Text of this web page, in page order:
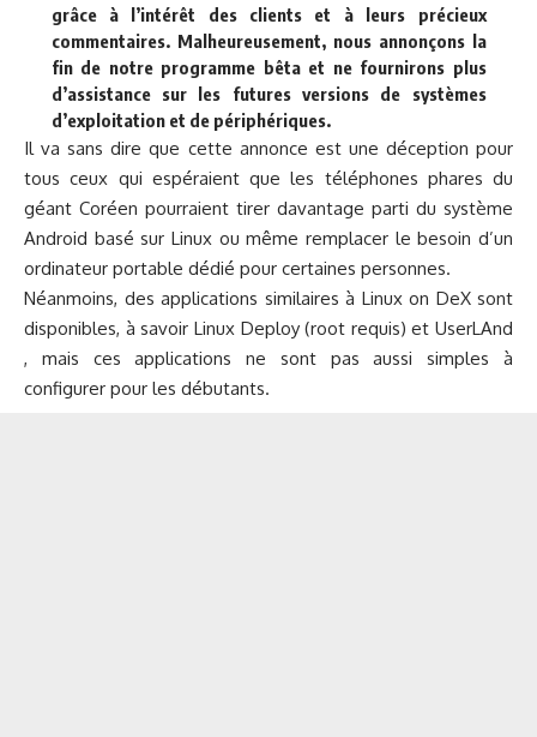
grâce à l’intérêt des clients et à leurs précieux
commentaires. Malheureusement, nous annonçons la
fin de notre programme bêta et ne fournirons plus
d’assistance sur les futures versions de systèmes
d’exploitation et de périphériques.
Il va sans dire que cette annonce est une déception pour
tous ceux qui espéraient que les téléphones phares du
géant Coréen pourraient tirer davantage parti du système
Android basé sur Linux ou même remplacer le besoin d’un
ordinateur portable dédié pour certaines personnes.
Néanmoins, des applications similaires à Linux on DeX sont
disponibles, à savoir Linux Deploy (root requis) et UserLAnd
, mais ces applications ne sont pas aussi simples à
configurer pour les débutants.